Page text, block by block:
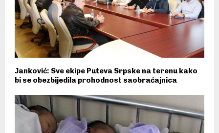
Јanković: Sve ekipe Puteva Srpske na terenu kako
bi se obezbijedila prohodnost saobraćajnica